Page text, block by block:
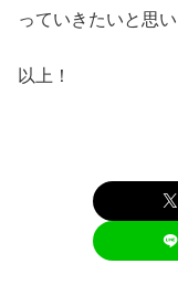
っていきたいと思い
以上！